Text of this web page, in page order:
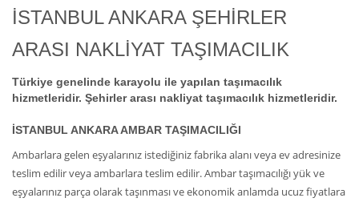
İSTANBUL ANKARA ŞEHİRLER
ARASI NAKLİYAT TAŞIMACILIK
Türkiye genelinde karayolu ile yapılan taşımacılık
hizmetleridir. Şehirler arası nakliyat taşımacılık hizmetleridir.
İSTANBUL ANKARA AMBAR TAŞIMACILIĞI
Ambarlara gelen eşyalarınız istediğiniz fabrika alanı veya ev adresinize
teslim edilir veya ambarlara teslim edilir. Ambar taşımacılığı yük ve
eşyalarınız parça olarak taşınması ve ekonomik anlamda ucuz fiyatlara